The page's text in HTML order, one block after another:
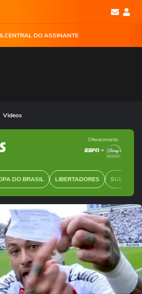
CENTRAL DO ASSINANTE
Videos
DO BRASIL LIBERTADORES SUL-
Oferecimento
reproduzir o vídeo
Tentar novamente